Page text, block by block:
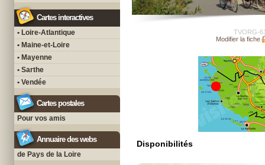
Cartes interactives
• Loire-Atlantique
• Maine-et-Loire
• Mayenne
• Sarthe
• Vendée
Cartes postales
Pour vos amis
Annuaire des webs
de Pays de la Loire
TVORG-
Modifier la fiche
Disponibilités